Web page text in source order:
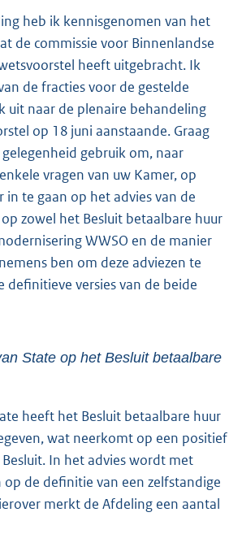
heb ik kennisgenomen van het
de commissie voor Binnenlandse
heeft uitgebracht. Ik
de fracties voor de gestelde
uit naar de plenaire behandeling
op 18 juni aanstaande. Graag
gebruik om, naar
vragen van uw Kamer, op
in te gaan op het advies van de
zowel het Besluit betaalbare huur
WWSO en de manier
ben om deze adviezen te
definitieve versies van de beide
State op het Besluit betaalbare
heeft het Besluit betaalbare huur
wat neerkomt op een positief
In het advies wordt met
op de definitie van een zelfstandige
merkt de Afdeling een aantal